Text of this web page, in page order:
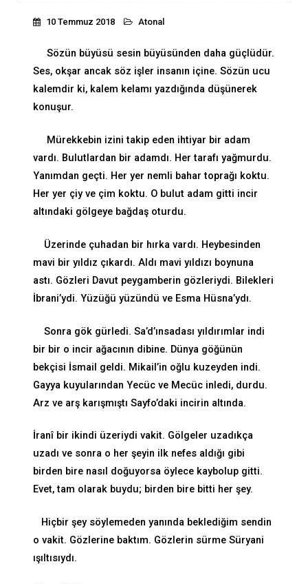
10 Temmuz 2018 Atonal
Sözün büyüsü sesin büyüsünden daha güçlüdür.
Ses, okşar ancak söz işler insanın içine. Sözün ucu
kalemdir ki, kalem kelamı yazdığında düşünerek
konuşur.
Mürekkebin izini takip eden ihtiyar bir adam
vardı. Bulutlardan bir adamdı. Her tarafı yağmurdu.
Yanımdan geçti. Her yer nemli bahar toprağı koktu.
Her yer çiy ve çim koktu. O bulut adam gitti incir
altındaki gölgeye bağdaş oturdu.
Üzerinde çuhadan bir hırka vardı. Heybesinden
mavi bir yıldız çıkardı. Aldı mavi yıldızı boynuna
astı. Gözleri Davut peygamberin gözleriydi. Bilekleri
İbrani’ydi. Yüzüğü yüzündü ve Esma Hüsna’ydı.
Sonra gök gürledi. Sa’d’ınsadası yıldırımlar indi
bir bir o incir ağacının dibine. Dünya göğünün
bekçisi İsmail geldi. Mikail’in oğlu kuzeyden indi.
Gayya kuyularından Yecüc ve Mecüc inledi, durdu.
Arz ve arş karışmıştı Sayfo’daki incirin altında.
İranî bir ikindi üzeriydi vakit. Gölgeler uzadıkça
uzadı ve sonra o her şeyin ilk nefes aldığı gibi
birden bire nasıl doğuyorsa öylece kaybolup gitti.
Evet, tam olarak buydu; birden bire bitti her şey.
Hiçbir şey söylemeden yanında beklediğim sendin
o vakit. Gözlerine baktım. Gözlerin sürme Süryani
ışıltısıydı.